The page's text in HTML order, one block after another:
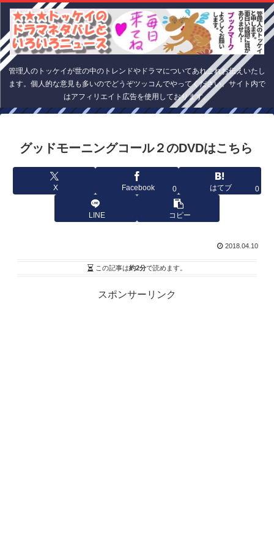
管理人のトッケイが世の中のトレンドやドラマについてあれこれお伝えいたし
ます。個人的な意見も多いのでどうぞツッコんでやってください。サイト内で
はアフィリエイト広告を使用しております。
グッドモーニングコール２のDVDはこちら
X Facebook 0 はてブ 0
LINE コピー
2018.04.10
この記事は約2分で読めます。
スポンサーリンク